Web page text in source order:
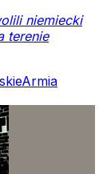
niemiecki
terenie
Armia